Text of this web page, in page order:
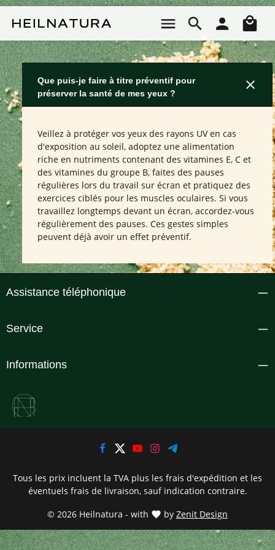
Que puis-je faire à titre préventif pour
préserver la santé de mes yeux ?
Veillez à protéger vos yeux des rayons UV en cas
d'exposition au soleil, adoptez une alimentation
riche en nutriments contenant des vitamines E, C et
des vitamines du groupe B, faites des pauses
régulières lors du travail sur écran et pratiquez des
exercices ciblés pour les muscles oculaires. Si vous
travaillez longtemps devant un écran, accordez-vous
régulièrement des pauses. Ces gestes simples
peuvent déjà avoir un effet préventif.
Assistance téléphonique
Service
Informations
© 2026 Heilnatura - with by Zenit Design
Tous les prix incluent la TVA plus les frais d'expédition et les
éventuels frais de livraison, sauf indication contraire.